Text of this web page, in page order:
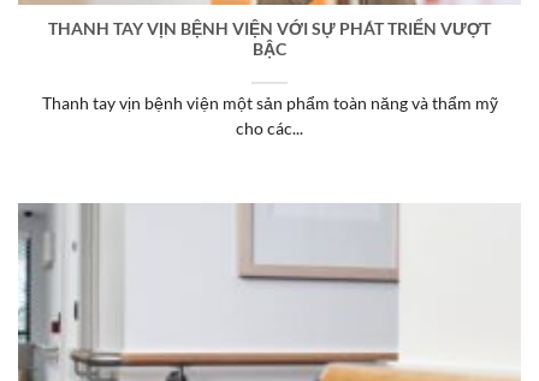
THANH TAY VỊN BỆNH VIỆN VỚI SỰ PHÁT TRIỂN VƯỢT
BẬC
Thanh tay vịn bệnh viện một sản phẩm toàn năng và thẩm mỹ
cho các...